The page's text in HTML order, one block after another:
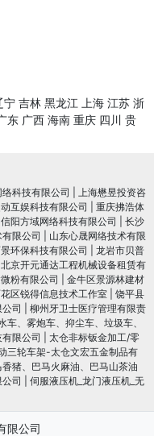
宁 吉林 黑龙江 上海 江苏 浙
东 广西 海南 重庆 四川 贵
科技有限公司
上海懋昱投资咨
互娱科技有限公司
重庆拂浩体
信阳方域网络科技有限公司
长沙
限公司
山东心晟网络技术有限
环保科技有限公司
龙岩市贝普
北京开元通达工程机械设备租赁有
粉有限公司
金牛区景源林建材
区锐得信息技术工作室
饶平县
司
柳州牙卫士医疗管理有限责
、雾炮车、抑尘车、垃圾车、
限公司
太仓非标钣金加工/零
三轮车架-太仓文宏五金制品有
猪、巴马火麻油、巴马山茶油
司
伺服液压机_龙门液压机_无
限公司